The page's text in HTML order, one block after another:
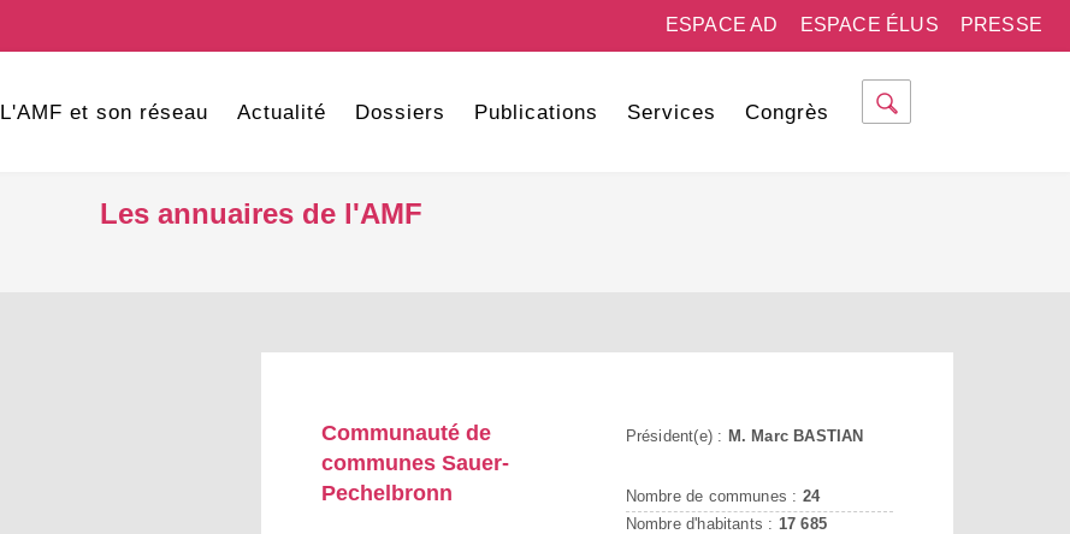
PRESSE
ESPACE ÉLUS
ESPACE AD
L'AMF et son réseau Actualité Dossiers Publications Services Congrès
Les annuaires de l'AMF
Communauté de
communes Sauer-
Pechelbronn
Président(e) : M. Marc BASTIAN
Nombre de communes : 24
Nombre d'habitants : 17 685